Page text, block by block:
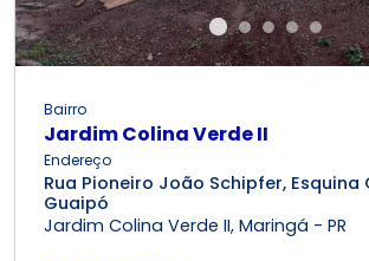
Bairro
Jardim Colina Verde II
Endereço
Rua Pioneiro João Schipfer, Esquina
Guaipó
Jardim Colina Verde II, Maringá - PR